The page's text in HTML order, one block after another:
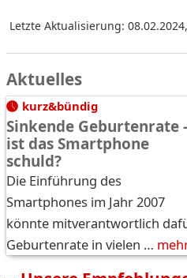
Letzte Aktualisierung: 08.02.2024,
Aktuelles
kurz&bündig
Sinkende Geburtenrate -
ist das Smartphone
schuld?
Die Einführung des
Smartphones im Jahr 2007
könnte mitverantwortlich
Geburtenrate in vielen …